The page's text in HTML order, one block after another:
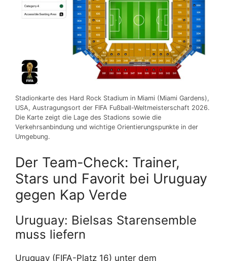
Stadionkarte des Hard Rock Stadium in Miami (Miami Gardens),
USA, Austragungsort der FIFA Fußball-Weltmeisterschaft 2026.
Die Karte zeigt die Lage des Stadions sowie die
Verkehrsanbindung und wichtige Orientierungspunkte in der
Umgebung.
Der Team-Check: Trainer,
Stars und Favorit bei Uruguay
gegen Kap Verde
Uruguay: Bielsas Starensemble
muss liefern
Uruguay (FIFA-Platz 16) unter dem